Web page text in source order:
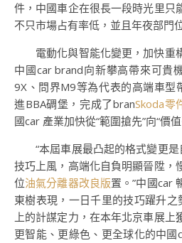
件，中國車企在很長一段時光里只
不只市場占有率低，並且年夜部門
電動化與智能化變更，加快重
中國car brand向新攀高帶來可貴
9X、問界M9等為代表的高端車型
進BBA碉堡，完成了branSkoda零
國car 產業加快從“範圍搶先”向“價
“本屆車展最凸起的格式變更
技巧上風，高端化自負明顯晉陞，
位油氣分離器改良版置。”中國car
東樹表現，一日千里的技巧躍升
上的計謀定力，在本年北京車展
更智能、更綠色、更全球化的中國